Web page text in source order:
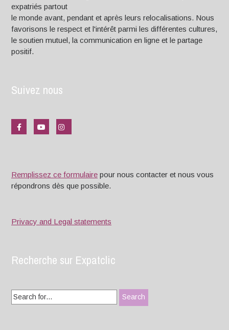
expatriés partout
le monde avant, pendant et après leurs relocalisations. Nous
favorisons le respect et l'intérêt parmi les différentes cultures,
le soutien mutuel, la communication en ligne et le partage
positif.
Suivez nous
Remplissez ce formulaire pour nous contacter et nous vous
répondrons dès que possible.
Privacy and Legal statements
Recherche sur Expatclic
Search
for: